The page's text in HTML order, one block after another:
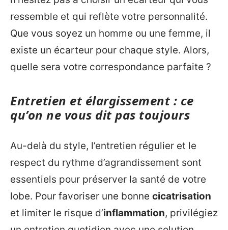
ressemble et qui reflète votre personnalité.
Que vous soyez un homme ou une femme, il
existe un écarteur pour chaque style. Alors,
quelle sera votre correspondance parfaite ?
Entretien et élargissement : ce
qu’on ne vous dit pas toujours
Au-delà du style, l’entretien régulier et le
respect du rythme d’agrandissement sont
essentiels pour préserver la santé de votre
lobe. Pour favoriser une bonne cicatrisation
et limiter le risque d’inflammation, privilégiez